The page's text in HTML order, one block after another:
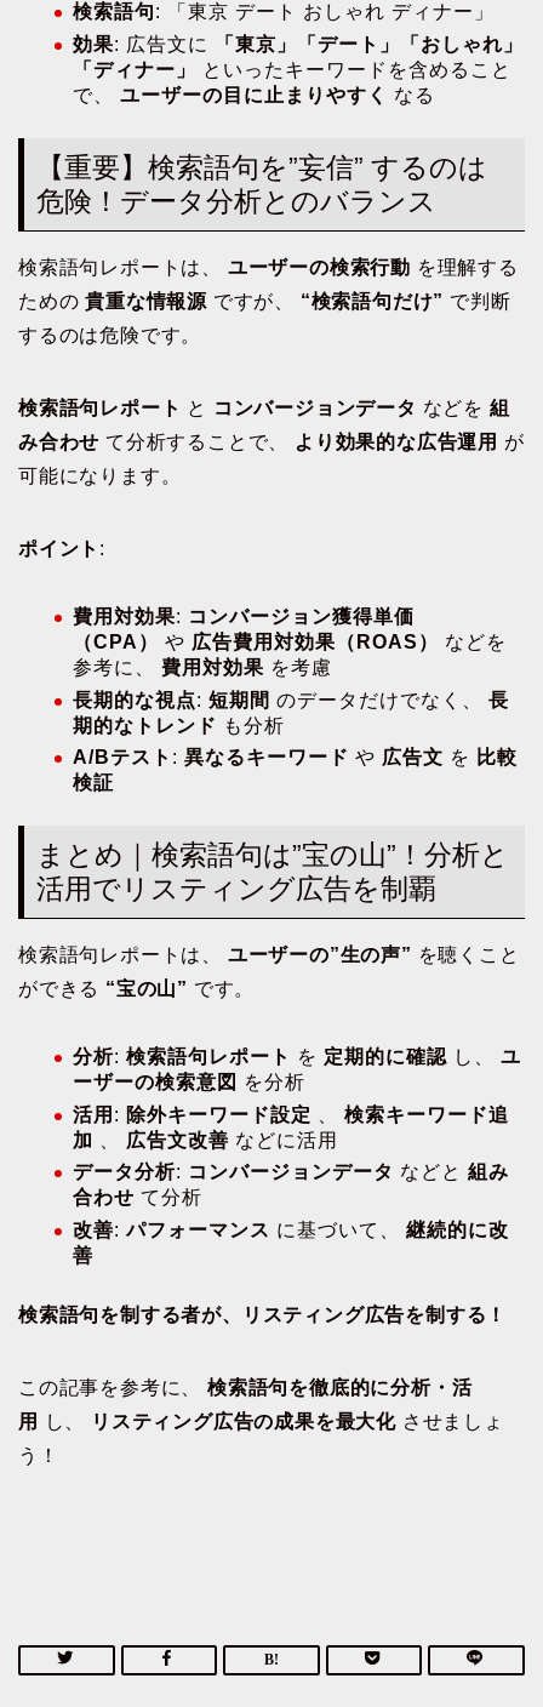
検索語句: 「東京 デート おしゃれ ディナー」
効果: 広告文に
「東京」「デート」「おしゃれ」
「ディナー」
といったキーワードを含めること
で、 ユーザーの目に止まりやすく なる
【重要】検索語句を”妄信” するのは
危険！データ分析とのバランス
検索語句レポートは、 ユーザーの検索行動 を理解する
ための貴重な情報源 ですが、 “検索語句だけ” で判断
するのは危険です。
検索語句レポート と コンバージョンデータ などを 組
み合わせ て分析することで、 より効果的な広告運用 が
可能になります。
ポイント :
費用対効果: コンバージョン獲得単価
（CPA）
や 広告費用対効果（ROAS）
などを
参考に、 費用対効果 を考慮
長期的な視点: 短期間 のデータだけでなく、 長
期的なトレンド も分析
A/Bテスト : 異なるキーワード や 広告文 を 比較
検証
まとめ｜検索語句は”宝の山”！分析と
活用でリスティング広告を制覇
検索語句レポートは、 ユーザーの”生の声” を聴くこと
ができる “宝の山” です。
分析: 検索語句レポート を 定期的に確認 し、 ユ
ーザーの検索意図
を分析
活用 : 除外キーワード設定
検索キーワード追
加
広告文改善 などに活用
データ分析: コンバージョンデータ などと 組み
合わせ て分析
改善:パフォーマンス に基づいて、 継続的に改
善
検索語句を制する者が、リスティング広告を制する！
この記事を参考に、 検索語句を徹底的に分析・活
用
し、 リスティング広告の成果を最大化 させましょ
う！